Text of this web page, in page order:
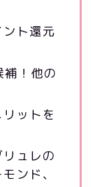
ト還元
！他の
ットを
ュレの
ンド、